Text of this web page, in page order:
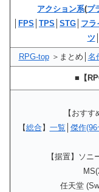
アクション系(プ
FPS TPS STG フラ
ツ
RPG-top＞まとめ│ 名
■【
【おす
【総合】 一覧 傑作
【据置】ソニ
任天堂